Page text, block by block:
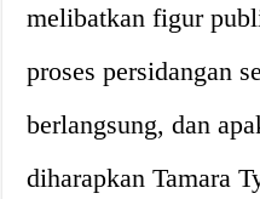
melibatkan figur
proses persidangan
berlangsung, dan
diharapkan Tamara